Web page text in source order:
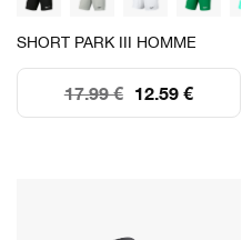
SHORT PARK III HOMME
12.59 €
17.99 €